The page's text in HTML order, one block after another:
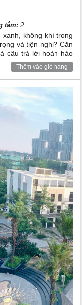
tắm: 2
xanh, không khí trong
và tiện nghi? Căn
câu trả lời hoàn hảo
Thêm vào giỏ hàng